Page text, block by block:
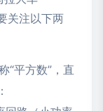
关注以下两
“平方数”，直